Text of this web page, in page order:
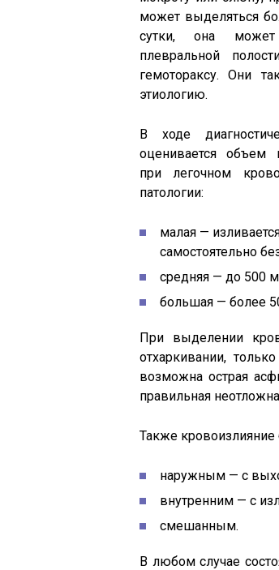
может выделяться
сутки, она может
плевральной
гемотораксу. Они
этиологию.
В ходе
оценивается объем
при легочном
патологии:
малая —
самостоятельно
средняя — до 500
большая — более
При выделении
отхаркивании,
возможна острая
правильная
Также кровоизлияние
наружным — с
внутренним — с
смешанным.
В любом случае